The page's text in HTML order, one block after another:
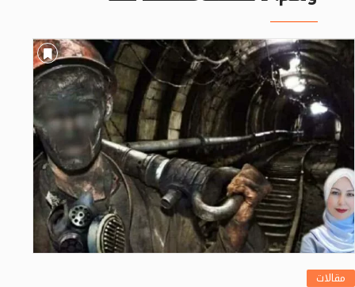
مقالات